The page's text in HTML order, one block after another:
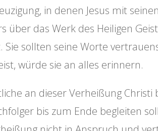
in denen Jesus mit
über das Werk des Heiligen
Sie sollten seine Worte
würde sie an alles erinnern.
an dieser Verheißung
bis zum Ende begleiten